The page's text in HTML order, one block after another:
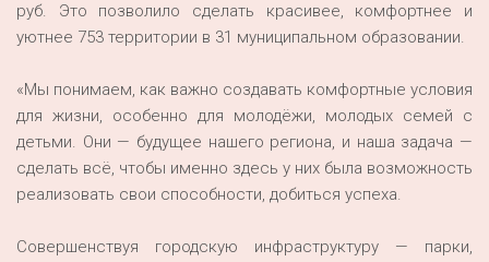
руб. Это позволило сделать красивее, комфортнее и
уютнее 753 территории в 31 муниципальном образовании.
«Мы понимаем, как важно создавать комфортные условия
для жизни, особенно для молодёжи, молодых семей с
детьми. Они — будущее нашего региона, и наша задача —
сделать всё, чтобы именно здесь у них была возможность
реализовать свои способности, добиться успеха.
Совершенствуя городскую инфраструктуру — парки,